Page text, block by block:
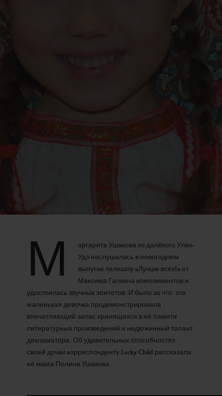
М
аргарита Ушакова из далёкого Улан-
Удэ наслушалась в новогоднем
выпуске телешоу «Лучше всех!» от
Максима Галкина комплиментов и
удостоилась звучных эпитетов. И было за что: эта
маленькая девочка продемонстрировала
впечатляющий запас хранящихся в её памяти
литературных произведений и недюжинный талант
декламатора. Об удивительных способностях
своей дочки корреспонденту Lucky Child рассказала
её мама Полина Ушакова.